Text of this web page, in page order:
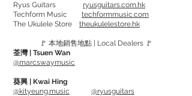
內襯電纜包覆在堅固、柔韌的 PVC 護套
中，形成極其耐用且可靠的導線，能夠經
受時間的考驗。
規格
- 細絞合 99.99% 無氧銅四芯導體，附編織
Ryus Guitars ryusguitars.com.hk
Techform Music techformmusic.com
The Ukulele Store theukulelestore.hk
🚩 本地銷售地點 | Local Dealers 🚩
荃灣 | Tsuen Wan
@marcswaymusic
葵興 | Kwai Hing
@kityeung.music
@ryusguitars